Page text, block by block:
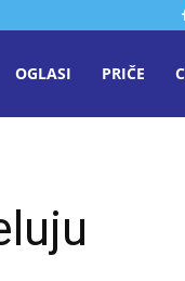
OGLASI PRIČE